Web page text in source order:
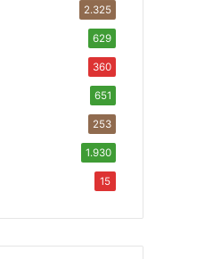
2.325
629
360
651
253
1.930
15